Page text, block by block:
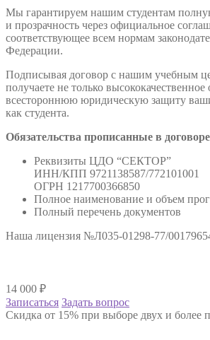
Мы гарантируем нашим студентам
и прозрачность через официальное
соответствующее всем нормам
Федерации.
Подписывая договор с нашим учебным
получаете не только
всестороннюю юридическую защиту
как студента.
Обязательства прописанные в
Реквизиты ЦДО “СЕКТОР”
ИНН/КПП 9721138587/772101001
ОГРН 1217700366850
Полное наименование и объем
Полный перечень документов
Наша лицензия №Л035-01298-77/
14 000 ₽
Записаться Задать вопрос
Скидка от 15% при выборе двух и более